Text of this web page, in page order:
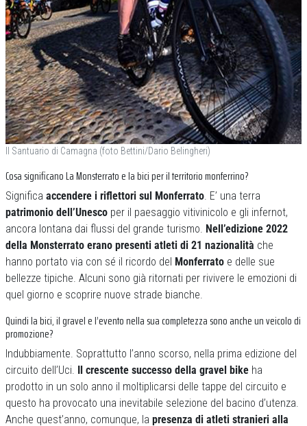
Il Santuario di Camagna (foto Bettini/Dario Belingheri)
Cosa significano La Monsterrato e la bici per il territorio monferrino?
Significa accendere i riflettori sul Monferrato . E’ una terra
patrimonio dell’Unesco per il paesaggio vitivinicolo e gli infernot,
ancora lontana dai flussi del grande turismo. Nell’edizione 2022
della Monsterrato erano presenti atleti di 21 nazionalità che
hanno portato via con sé il ricordo del Monferrato e delle sue
bellezze tipiche. Alcuni sono già ritornati per rivivere le emozioni di
quel giorno e scoprire nuove strade bianche.
Quindi la bici, il gravel e l’evento nella sua completezza sono anche un veicolo di
promozione?
Indubbiamente. Soprattutto l’anno scorso, nella prima edizione del
circuito dell’Uci. Il crescente successo della gravel bike ha
prodotto in un solo anno il moltiplicarsi delle tappe del circuito e
questo ha provocato una inevitabile selezione del bacino d’utenza.
Anche quest’anno, comunque, la presenza di atleti stranieri alla